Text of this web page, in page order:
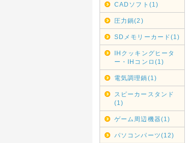
CADソフト(1)
圧力鍋(2)
SDメモリーカード(1)
IHクッキングヒータ
ー・IHコンロ(1)
電気調理鍋(1)
スピーカースタンド
(1)
ゲーム周辺機器(1)
パソコンパーツ(12)